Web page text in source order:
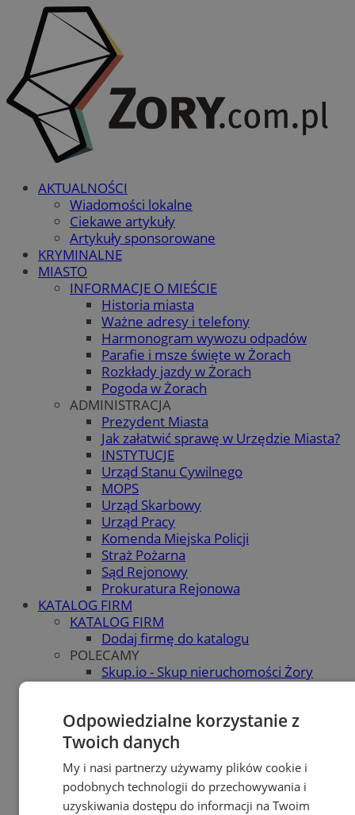
AKTUALNOŚCI
Wiadomości lokalne
Ciekawe artykuły
Artykuły sponsorowane
KRYMINALNE
MIASTO
INFORMACJE O MIEŚCIE
Historia miasta
Ważne adresy i telefony
Harmonogram wywozu odpadów
Parafie i msze święte w Żorach
Rozkłady jazdy w Żorach
Pogoda w Żorach
ADMINISTRACJA
Prezydent Miasta
Jak załatwić sprawę w Urzędzie Miasta?
INSTYTUCJE
Urząd Stanu Cywilnego
MOPS
Urząd Skarbowy
Urząd Pracy
Komenda Miejska Policji
Straż Pożarna
Sąd Rejonowy
Prokuratura Rejonowa
KATALOG FIRM
KATALOG FIRM
Dodaj firmę do katalogu
POLECAMY
Skup.io - Skup nieruchomości Żory
Dodaj ogłoszenie
POLECAMY
Protocol IT
Pracuj.pl - praca w Żorach
REKLAMA
WSPÓŁPRACA
Odpowiedzialne korzystanie z
Twoich danych
My i nasi partnerzy używamy plików cookie i
podobnych technologii do przechowywania i
uzyskiwania dostępu do informacji na Twoim